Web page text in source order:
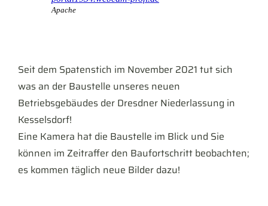
Seit dem Spatenstich im November 2021 tut sich
was an der Baustelle unseres neuen
Betriebsgebäudes der Dresdner Niederlassung in
Kesselsdorf!
Eine Kamera hat die Baustelle im Blick und Sie
können im Zeitraffer den Baufortschritt beobachten;
es kommen täglich neue Bilder dazu!